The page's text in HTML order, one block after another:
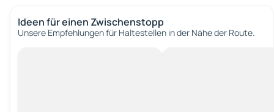
Ideen für einen Zwischenstopp
Unsere Empfehlungen für Haltestellen in der Nähe der Route.